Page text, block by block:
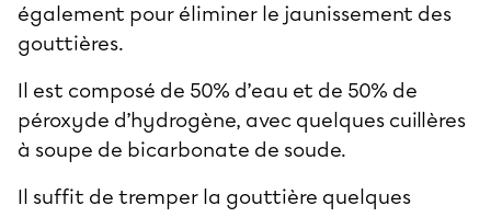
également pour éliminer le jaunissement des
gouttières.
Il est composé de 50% d’eau et de 50% de
péroxyde d’hydrogène, avec quelques cuillères
à soupe de bicarbonate de soude.
Il suffit de tremper la gouttière quelques